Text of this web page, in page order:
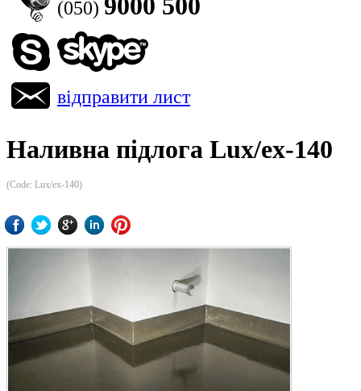
(050) 9000 500
відправити лист
Наливна підлога Lux/ex-140
(Code: Lux/ex-140)